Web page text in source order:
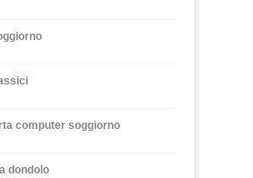
computer soggiorno
dondolo